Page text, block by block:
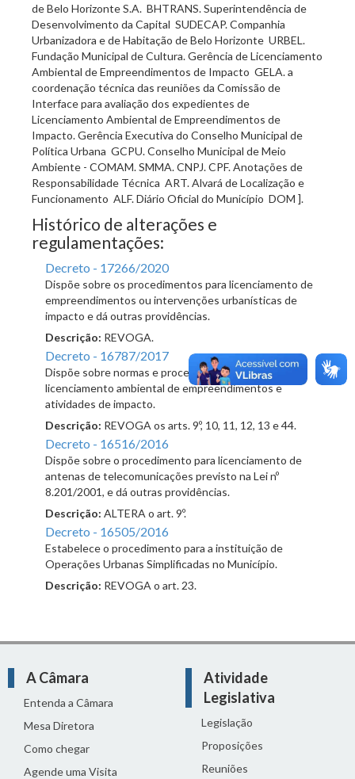
de Belo Horizonte S.A.  BHTRANS. Superintendência de
Desenvolvimento da Capital  SUDECAP. Companhia
Urbanizadora e de Habitação de Belo Horizonte  URBEL.
Fundação Municipal de Cultura. Gerência de Licenciamento
Ambiental de Empreendimentos de Impacto  GELA. a
coordenação técnica das reuniões da Comissão de
Interface para avaliação dos expedientes de
Licenciamento Ambiental de Empreendimentos de
Impacto. Gerência Executiva do Conselho Municipal de
Política Urbana  GCPU. Conselho Municipal de Meio
Ambiente - COMAM. SMMA. CNPJ. CPF. Anotações de
Responsabilidade Técnica  ART. Alvará de Localização e
Funcionamento  ALF. Diário Oficial do Município  DOM ].
Histórico de alterações e
regulamentações:
Decreto - 17266/2020
Dispõe sobre os procedimentos para licenciamento de
empreendimentos ou intervenções urbanísticas de
impacto e dá outras providências.
Descrição: REVOGA.
Decreto - 16787/2017
Dispõe sobre normas e procedimentos para o
licenciamento ambiental de empreendimentos e
atividades de impacto.
Descrição: REVOGA os arts. 9º, 10, 11, 12, 13 e 44.
Decreto - 16516/2016
Dispõe sobre o procedimento para licenciamento de
antenas de telecomunicações previsto na Lei nº
8.201/2001, e dá outras providências.
Descrição: ALTERA o art. 9º.
Decreto - 16505/2016
Estabelece o procedimento para a instituição de
Operações Urbanas Simplificadas no Município.
Descrição: REVOGA o art. 23.
A Câmara
Entenda a Câmara
Mesa Diretora
Como chegar
Agende uma Visita
Atividade
Legislativa
Legislação
Proposições
Reuniões